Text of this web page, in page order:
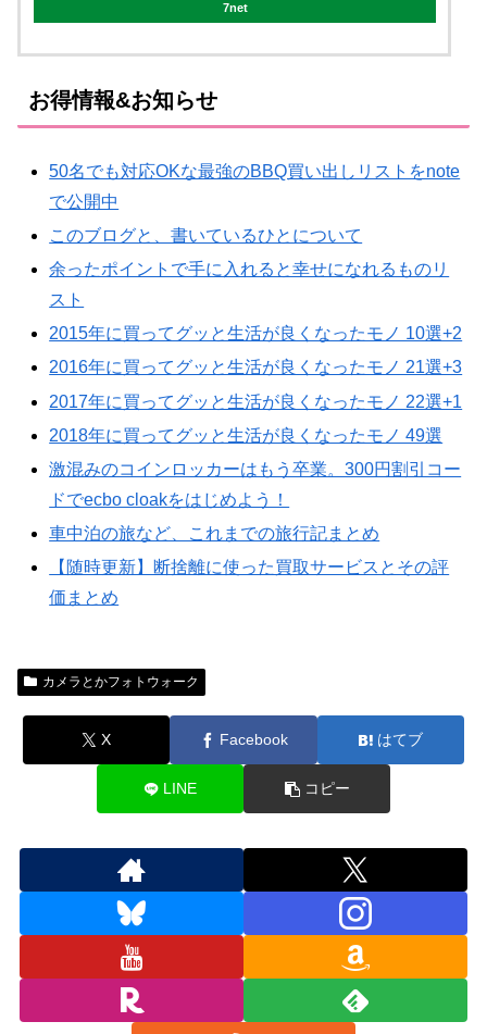
7net
お得情報&お知らせ
50名でも対応OKな最強のBBQ買い出しリストをnote
で公開中
このブログと、書いているひとについて
余ったポイントで手に入れると幸せになれるものリ
スト
2015年に買ってグッと生活が良くなったモノ 10選+2
2016年に買ってグッと生活が良くなったモノ 21選+3
2017年に買ってグッと生活が良くなったモノ 22選+1
2018年に買ってグッと生活が良くなったモノ 49選
激混みのコインロッカーはもう卒業。300円割引コー
ドでecbo cloakをはじめよう！
車中泊の旅など、これまでの旅行記まとめ
【随時更新】断捨離に使った買取サービスとその評
価まとめ
カメラとかフォトウォーク
X Facebook はてブ
LINE コピー